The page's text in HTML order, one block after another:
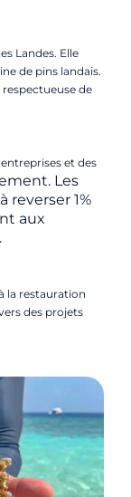
Landes. Elle
de pins landais.
respectueuse de
et des
Les
reverser 1%
aux
la restauration
des projets